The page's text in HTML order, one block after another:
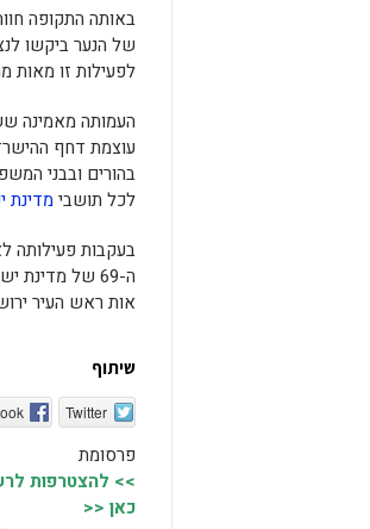
באותה התקופה
של הנער ביקשו
לפעילות זו מאות
העמותה מאמינה
עוצמת דחף
בהורים ובבני
לכל תושבימדינת
בעקבות פעילותה
ה-69 של
אות ראש העיר
שיתוף
Twitter
פרסומת
>> להצטרפות
כאן <<